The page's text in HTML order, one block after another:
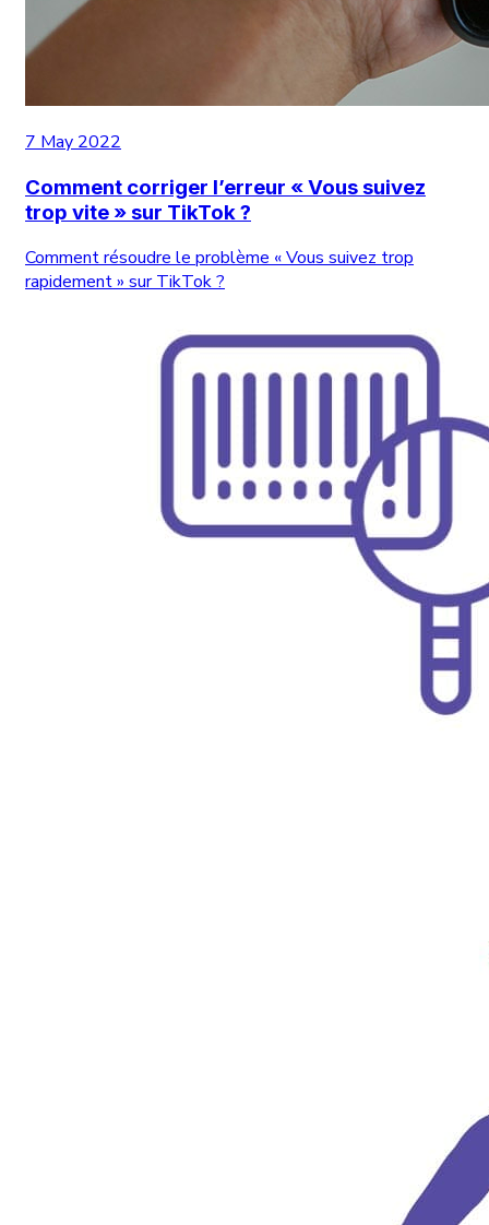
7 May 2022
Comment corriger l’erreur « Vous suivez
trop vite » sur TikTok ?
Comment résoudre le problème « Vous suivez trop
rapidement » sur TikTok ?